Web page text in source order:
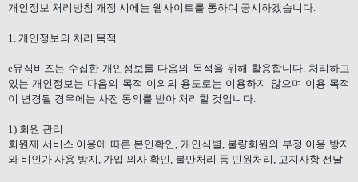
개인정보 처리방침 개정 시에는 웹사이트를 통하여 공시하겠습니다.
1. 개인정보의 처리 목적
e뮤직비즈는 수집한 개인정보를 다음의 목적을 위해 활용합니다. 처리하고
있는 개인정보는 다음의 목적 이외의 용도로는 이용하지 않으며 이용 목적
이 변경될 경우에는 사전 동의를 받아 처리할 것입니다.
1) 회원 관리
회원제 서비스 이용에 따른 본인확인, 개인식별, 불량회원의 부정 이용 방지
와 비인가 사용 방지, 가입 의사 확인, 불만처리 등 민원처리, 고지사항 전달